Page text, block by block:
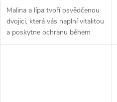
Malina a lípa tvoří osvědčenou
dvojici, která vás naplní vitalitou
a poskytne ochranu během
chladných měsíců.